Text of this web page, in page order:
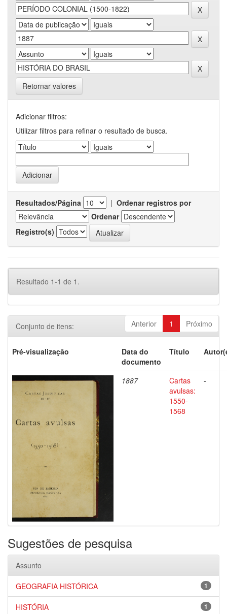
Retornar valores
Adicionar filtros:
Utilizar filtros para refinar o resultado de busca.
Resultados/Página | Ordenar registros por
Ordenar
Registro(s)
Resultado 1-1 de 1.
Anterior 1 Próximo
Conjunto de itens:
Pré-visualização
Data do
documento
Título
1887
Cartas
avulsas:
1550-
1568
-
Sugestões de pesquisa
Assunto
1
GEOGRAFIA HISTÓRICA
1
HISTÓRIA